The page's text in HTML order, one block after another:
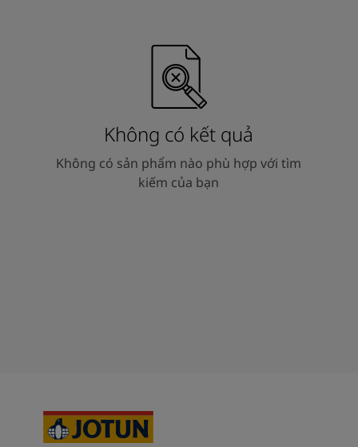
Không có kết quả
Không có sản phẩm nào phù hợp với tìm
kiếm của bạn